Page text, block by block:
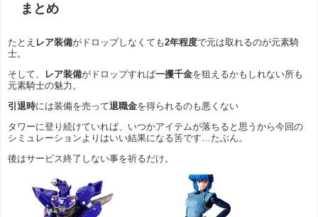
まとめ
たとえ レア装備がドロップしなくても2年程度で元は取れるのが元素騎
士。
そして、 レア装備がドロップすれば一攫千金を狙えるかもしれない所も
元素騎士の魅力。
引退時には装備を売って退職金を得られるのも悪くない
タワーに登り続けていれば、いつかアイテムが落ちると思うから今回の
シミュレーションよりはいい結果になる筈です…たぶん。
後はサービス終了しない事を祈るだけ。